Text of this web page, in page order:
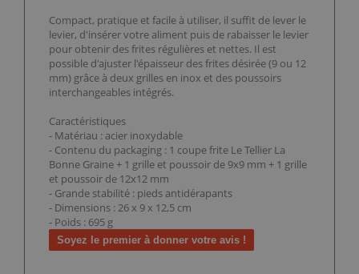
Compact, pratique et facile à utiliser, il suffit de lever le
levier, d'insérer votre aliment puis de rabaisser le levier
pour obtenir des frites régulières et nettes. Il est
possible d'ajuster l'épaisseur des frites désirée (9 ou 12
mm) grâce à deux grilles en inox et des poussoirs
interchangeables intégrés.
Caractéristiques
- Matériau : acier inoxydable
- Contenu du packaging : 1 coupe frite Le Tellier La
Bonne Graine + 1 grille et poussoir de 9x9 mm + 1 grille
et poussoir de 12x12 mm
- Grande stabilité : pieds antidérapants
- Dimensions : 26 x 9 x 12,5 cm
- Poids : 695 g
Soyez le premier à donner votre avis !